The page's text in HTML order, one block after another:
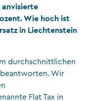
anvisierte
Wie hoch ist
in Liechtenstein
durchschnittlichen
Wir
Flat Tax in